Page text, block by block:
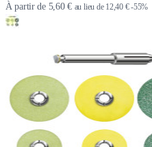
À partir de 5,60 € au lieu de 12,40 €-55%